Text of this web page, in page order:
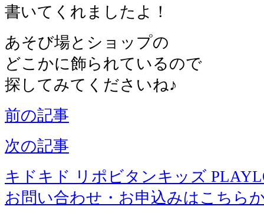
書いてくれましたよ！
あそび場とショップの
どこかに飾られているので
探してみてくださいね♪
前の記事
次の記事
キドキド リポビタンキッズ
お問い合わせ・お申込みはこちら